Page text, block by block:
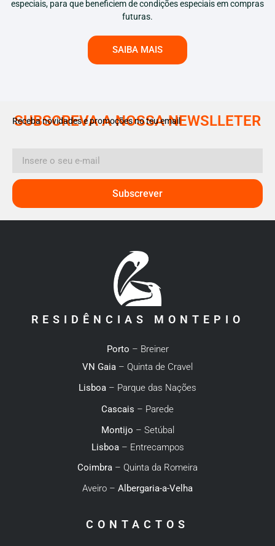
especiais, para que beneficiem de condições especiais em compras
futuras.
SAIBA MAIS
SUBSCREVA A NOSSA NEWSLLETER
Receba novidades e promoções no teu email
Subscrever
RESIDÊNCIAS MONTEPIO
Porto – Breiner
VN Gaia– Quinta de Cravel
Lisboa – Parque das Nações
Cascais – Parede
Montijo – Setúbal
Lisboa– Entrecampos
Coimbra – Quinta da Romeira
Aveiro – Albergaria-a-Velha
CONTACTOS